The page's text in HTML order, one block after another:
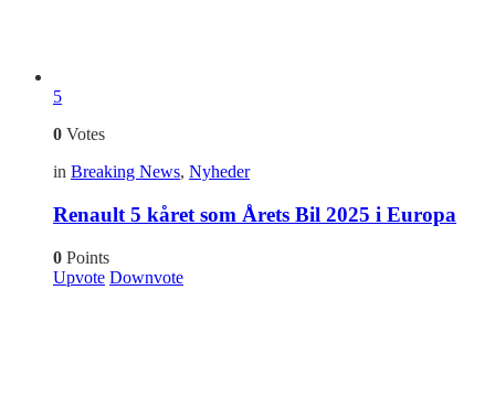
5
0 Votes
in Breaking News, Nyheder
Renault 5 kåret som Årets Bil 2025 i Europa
0 Points
Upvote Downvote